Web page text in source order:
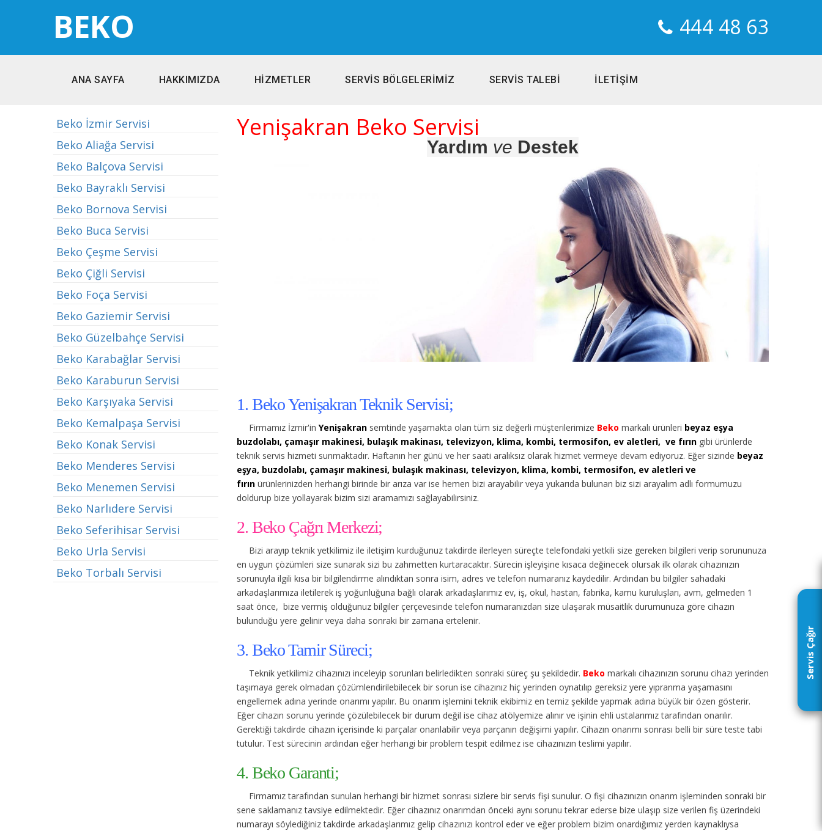
Servis Çağır
BEKO 444 48 63
ANA SAYFA HAKKIMIZDA HİZMETLER SERVİS BÖLGELERİMİZ SERVİS TALEBİ İLETİŞİM
Beko İzmir Servisi
Beko Aliağa Servisi
Beko Balçova Servisi
Beko Bayraklı Servisi
Beko Bornova Servisi
Beko Buca Servisi
Beko Çeşme Servisi
Beko Çiğli Servisi
Beko Foça Servisi
Beko Gaziemir Servisi
Beko Güzelbahçe Servisi
Beko Karabağlar Servisi
Beko Karaburun Servisi
Beko Karşıyaka Servisi
Beko Kemalpaşa Servisi
Beko Konak Servisi
Beko Menderes Servisi
Beko Menemen Servisi
Beko Narlıdere Servisi
Beko Seferihisar Servisi
Beko Urla Servisi
Beko Torbalı Servisi
Yenişakran Beko Servisi
Yardım ve Destek
1. Beko Yenişakran Teknik Servisi;
Firmamız İzmir'in Yenişakran semtinde yaşamakta olan tüm siz değerli müşterilerimize Beko markalı ürünleri beyaz eşya
buzdolabı, çamaşır makinesi, bulaşık makinası, televizyon, klima, kombi, termosifon, ev aletleri, ve fırın gibi ürünlerde
teknik servis hizmeti sunmaktadır. Haftanın her günü ve her saati aralıksız olarak hizmet vermeye devam ediyoruz. Eğer sizinde beyaz
eşya, buzdolabı, çamaşır makinesi, bulaşık makinası, televizyon, klima, kombi, termosifon, ev aletleri ve
fırın ürünlerinizden herhangi birinde bir arıza var ise hemen bizi arayabilir veya yukarıda bulunan biz sizi arayalım adlı formumuzu
doldurup bize yollayarak bizim sizi aramamızı sağlayabilirsiniz.
2. Beko Çağrı Merkezi;
Bizi arayıp teknik yetkilimiz ile iletişim kurduğunuz takdirde ilerleyen süreçte telefondaki yetkili size gereken bilgileri verip sorununuza
en uygun çözümleri size sunarak sizi bu zahmetten kurtaracaktır. Sürecin işleyişine kısaca değinecek olursak ilk olarak cihazınızın
sorunuyla ilgili kısa bir bilgilendirme alındıktan sonra isim, adres ve telefon numaranız kaydedilir. Ardından bu bilgiler sahadaki
arkadaşlarımıza iletilerek iş yoğunluğuna bağlı olarak arkadaşlarımız ev, iş, okul, hastan, fabrika, kamu kuruluşları, avm, gelmeden 1
saat önce, bize vermiş olduğunuz bilgiler çerçevesinde telefon numaranızdan size ulaşarak müsaitlik durumunuza göre cihazın
bulunduğu yere gelinir veya daha sonraki bir zamana ertelenir.
3. Beko Tamir Süreci;
Teknik yetkilimiz cihazınızı inceleyip sorunları belirledikten sonraki süreç şu şekildedir. Beko markalı cihazınızın sorunu cihazı yerinden
taşımaya gerek olmadan çözümlendirilebilecek bir sorun ise cihazınız hiç yerinden oynatılıp gereksiz yere yıpranma yaşamasını
engellemek adına yerinde onarımı yapılır. Bu onarım işlemini teknik ekibimiz en temiz şekilde yapmak adına büyük bir özen gösterir.
Eğer cihazın sorunu yerinde çözülebilecek bir durum değil ise cihaz atölyemize alınır ve işinin ehli ustalarımız tarafından onarılır.
Gerektiği takdirde cihazın içerisinde ki parçalar onarılabilir veya parçanın değişimi yapılır. Cihazın onarımı sonrası belli bir süre teste tabi
tutulur. Test sürecinin ardından eğer herhangi bir problem tespit edilmez ise cihazınızın teslimi yapılır.
4. Beko Garanti;
Firmamız tarafından sunulan herhangi bir hizmet sonrası sizlere bir servis fişi sunulur. O fişi cihazınızın onarım işleminden sonraki bir
sene saklamanız tavsiye edilmektedir. Eğer cihazınız onarımdan önceki aynı sorunu tekrar ederse bize ulaşıp size verilen fiş üzerindeki
numarayı söylediğiniz takdirde arkadaşlarımız gelip cihazınızı kontrol eder ve eğer problem bizim onardığımız yerden kaynaklıysa